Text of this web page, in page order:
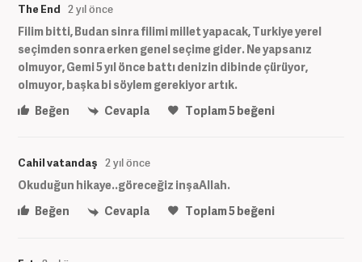
The End 2 yıl önce
Filim bitti, Budan sinra filimi millet yapacak, Turkiye yerel
seçimden sonra erken genel seçime gider. Ne yapsanız
olmuyor, Gemi 5 yıl önce battı denizin dibinde çürüyor,
olmuyor, başka bi söylem gerekiyor artık.
Beğen
Cevapla Toplam5beğeni
Cahil vatandaş 2 yıl önce
Okuduğun hikaye..göreceğiz inşaAllah.
Beğen
Cevapla Toplam5beğeni